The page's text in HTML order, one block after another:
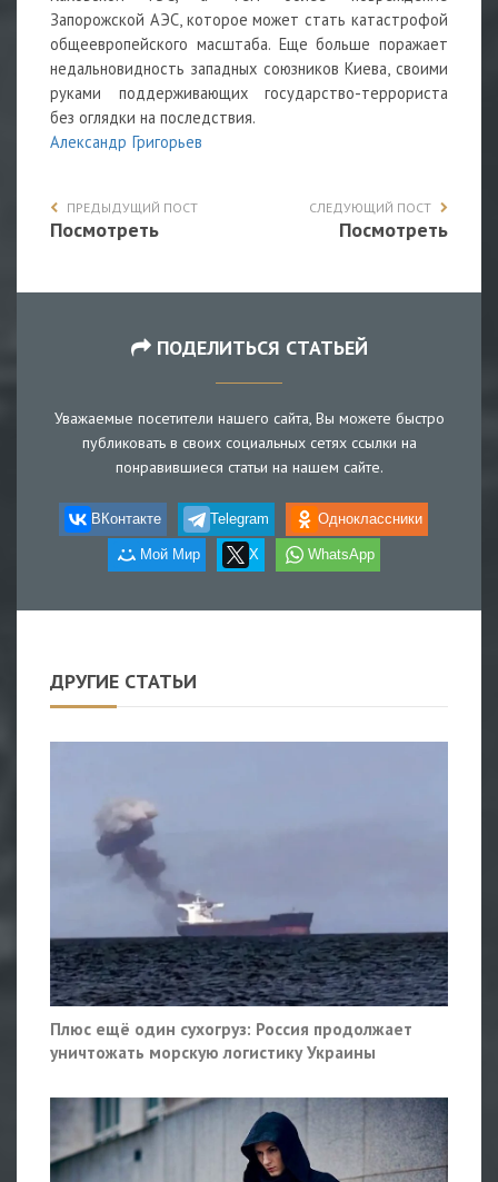
Запорожской АЭС, которое может стать катастрофой
общеевропейского масштаба. Еще больше поражает
недальновидность западных союзников Киева, своими
руками поддерживающих государство-террориста
без оглядки на последствия.
Александр Григорьев
ПРЕДЫДУЩИЙ ПОСТ
Посмотреть
СЛЕДУЮЩИЙ ПОСТ
Посмотреть
ПОДЕЛИТЬСЯ СТАТЬЕЙ
Уважаемые посетители нашего сайта, Вы можете быстро
публиковать в своих социальных сетях ссылки на
понравившиеся статьи на нашем сайте.
ВКонтакте Telegram Одноклассники
Мой Мир X WhatsApp
ДРУГИЕ СТАТЬИ
Плюс ещё один сухогруз: Россия продолжает
уничтожать морскую логистику Украины